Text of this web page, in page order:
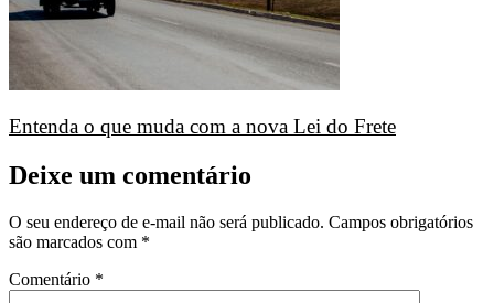
Entenda o que muda com a nova Lei do Frete
Deixe um comentário
O seu endereço de e-mail não será publicado. Campos obrigatórios
são marcados com *
Comentário *